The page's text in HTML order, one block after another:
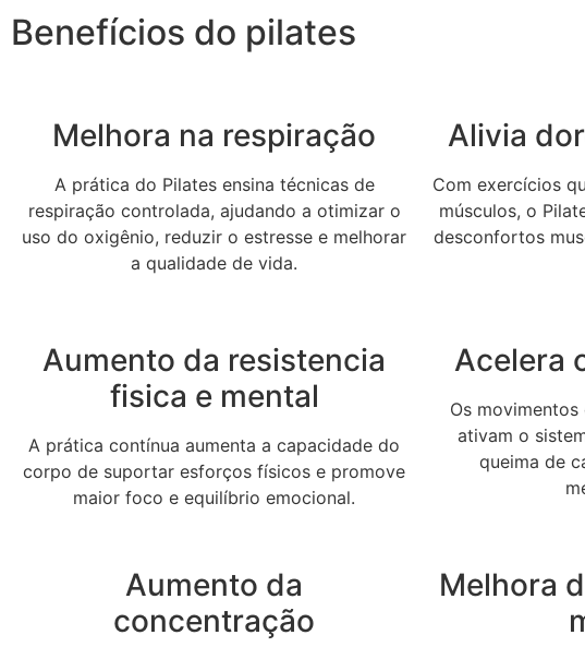
Benefícios do pilates
Melhora na respiração
A prática do Pilates ensina técnicas de
respiração controlada, ajudando a otimizar o
uso do oxigênio, reduzir o estresse e melhorar
a qualidade de vida.
Alivia
Com exercícios
músculos, o
desconfortos
Aumento da resistencia
fisica e mental
A prática contínua aumenta a capacidade do
corpo de suportar esforços físicos e promove
maior foco e equilíbrio emocional.
Acelera
Os
ativam o
queima de
Aumento da
concentração
Melhora